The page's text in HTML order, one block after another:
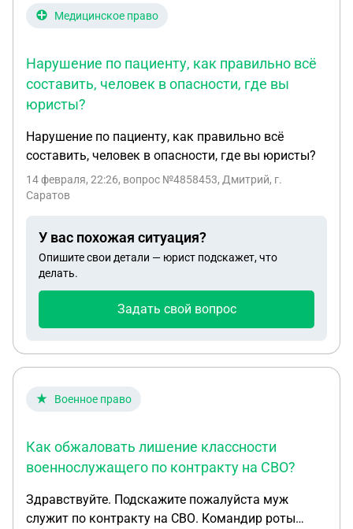
Медицинское право
Нарушение по пациенту, как правильно всё
составить, человек в опасности, где вы
юристы?
Нарушение по пациенту, как правильно всё
составить, человек в опасности, где вы юристы?
14 февраля, 22:26, вопрос №4858453, Дмитрий, г.
Саратов
У вас похожая ситуация?
Опишите свои детали — юрист подскажет, что
делать.
Задать свой вопрос
Военное право
Как обжаловать лишение классности
военнослужащего по контракту на СВО?
Здравствуйте. Подскажите пожалуйста муж
служит по контракту на СВО. Командир роты